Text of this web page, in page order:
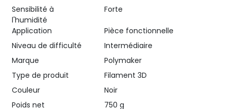
Sensibilité à
l'humidité
Forte
Application
Pièce fonctionnelle
Niveau de difficulté
Intermédiaire
Marque
Polymaker
Type de produit
Filament 3D
Couleur
Noir
Poids net
750 g